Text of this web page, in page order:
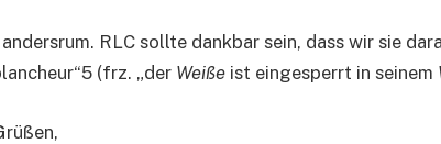
RLC sollte dankbar sein, dass wir sie
(frz. „der Weiße ist eingesperrt in seinem